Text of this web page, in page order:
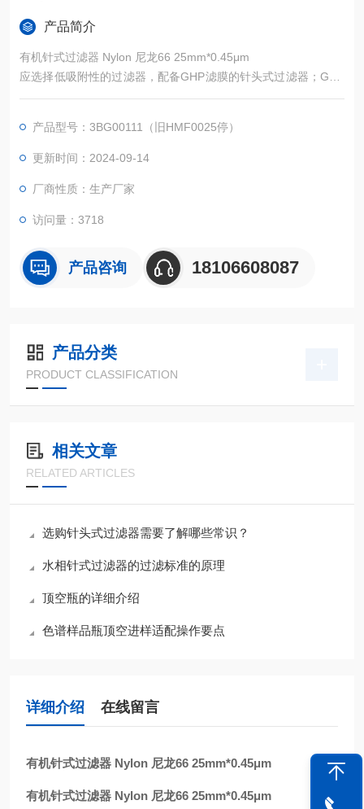
产品简介
有机针式过滤器 Nylon 尼龙66 25mm*0.45μm
应选择低吸附性的过滤器，配备GHP滤膜的针头式过滤器；GHP
滤膜的生物分子结合能力非常之低，结合水平远远低于1%。
色谱柱中填装小于2μm粒径填装，使用0.22μm UHPLC
色谱柱中填装大于2μm粒径填装，使用0.22μm或0.45μm HPLC
根据溶液的亲水、疏水性，选择相应的滤膜材质避免过滤的阻力
过大
产品型号：3BG00111（旧HMF0025停）
更新时间：2024-09-14
厂商性质：生产厂家
访问量：3718
产品咨询 18106608087
产品分类
PRODUCT CLASSIFICATION
相关文章
RELATED ARTICLES
选购针头式过滤器需要了解哪些常识？
水相针式过滤器的过滤标准的原理
顶空瓶的详细介绍
色谱样品瓶顶空进样适配操作要点
详细介绍 在线留言
有机针式过滤器 Nylon 尼龙66 25mm*0.45μm
有机针式过滤器 Nylon 尼龙66 25mm*0.45μm